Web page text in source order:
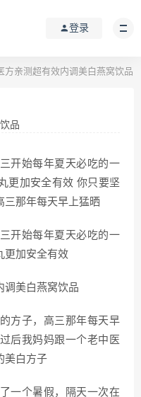
登录
方亲测超有效内调美白燕窝饮品
品
开始每年夏天必吃的一
更加安全有效 你只要坚
三那年每天早上猛晒
开始每年夏天必吃的一
更加安全有效
方子，高三那年每天早
后我妈妈跟一个老中医
美白方子
一个暑假，隔天一次在